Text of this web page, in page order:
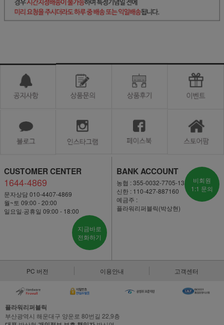
CUSTOMER CENTER
1644-4869
문자상담 010-4407-4869
월~토 09:00 - 20:00
일요일·공휴일 09:00 - 18:00
지금바로
전화하기
BANK ACCOUNT
농협 : 355-0032-7705-13
신한 : 110-427-887160
예금주 :
플라워리퍼블릭(박상현)
비회원
1:1 문의
PC 버전 이용안내 고객센터
플라워리퍼블릭
부산광역시 해운대구 양운로 80번길 22,9층